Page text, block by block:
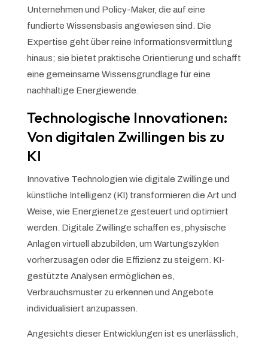
Unternehmen und Policy-Maker, die auf eine
fundierte Wissensbasis angewiesen sind. Die
Expertise geht über reine Informationsvermittlung
hinaus; sie bietet praktische Orientierung und schafft
eine gemeinsame Wissensgrundlage für eine
nachhaltige Energiewende.
Technologische Innovationen:
Von digitalen Zwillingen bis zu
KI
Innovative Technologien wie digitale Zwillinge und
künstliche Intelligenz (KI) transformieren die Art und
Weise, wie Energienetze gesteuert und optimiert
werden. Digitale Zwillinge schaffen es, physische
Anlagen virtuell abzubilden, um Wartungszyklen
vorherzusagen oder die Effizienz zu steigern. KI-
gestützte Analysen ermöglichen es,
Verbrauchsmuster zu erkennen und Angebote
individualisiert anzupassen.
Angesichts dieser Entwicklungen ist es unerlässlich,